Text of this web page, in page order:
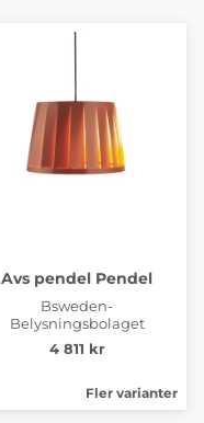
Avs pendel Pendel
Bsweden-
Belysningsbolaget
4 811 kr
Fler varianter